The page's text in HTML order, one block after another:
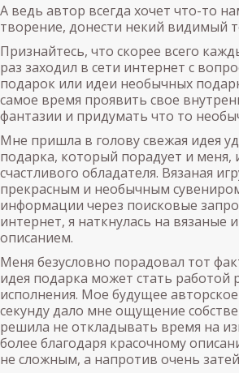
А ведь автор всегда хочет что-то
творение, донести некий видимый
Признайтесь, что скорее всего
раз заходил в сети интернет с
подарок или идеи необычных
самое время проявить свое
фантазии и придумать что то
Мне пришла в голову свежая идея
подарка, который порадует и меня,
счастливого обладателя. Вязаная
прекрасным и необычным
информации через поисковые
интернет, я наткнулась на вязаные
описанием.
Меня безусловно порадовал тот
идея подарка может стать работой
исполнения. Мое будущее
секунду дало мне ощущение
решила не откладывать время на
более благодаря красочному
не сложным, а напротив очень